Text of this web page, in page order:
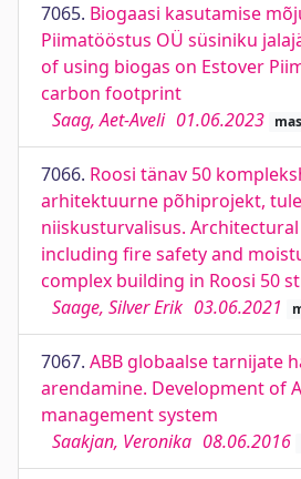
7065. Biogaasi kasutamise
Piimatööstus OÜ süsiniku
of using biogas on Estover
carbon footprint
Saag, Aet-Aveli 01.06.2023
7066. Roosi tänav 50
arhitektuurne põhiprojekt,
niiskusturvalisus.
including fire safety and
complex building in Roosi 50
Saage, Silver Erik 03.06.2021
7067. ABB globaalse tarnijate
arendamine. Development of
management system
Saakjan, Veronika 08.06.2016